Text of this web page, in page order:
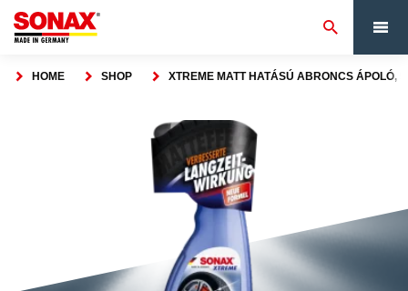
HOME SHOP XTREME MATT HATÁSÚ ABRONCS ÁPOLÓ,